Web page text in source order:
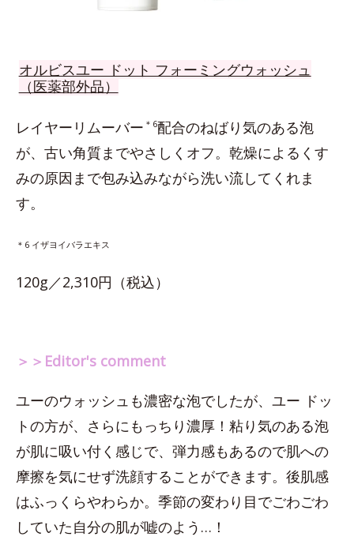
オルビスユー ドット フォーミングウォッシュ
（医薬部外品）
レイヤーリムーバー ＊6配合のねばり気のある泡
が、古い角質までやさしくオフ。乾燥によるくす
みの原因まで包み込みながら洗い流してくれま
す。
＊6 イザヨイバラエキス
120g／2,310円（税込）
＞＞Editor's comment
ユーのウォッシュも濃密な泡でしたが、ユー ドッ
トの方が、さらにもっちり濃厚！粘り気のある泡
が肌に吸い付く感じで、弾力感もあるので肌への
摩擦を気にせず洗顔することができます。後肌感
はふっくらやわらか。季節の変わり目でごわごわ
していた自分の肌が嘘のよう…！